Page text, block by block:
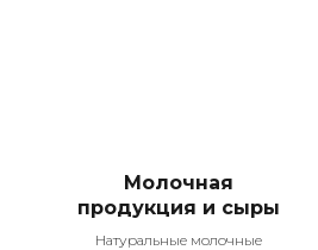
Молочная
продукция и сыры
Натуральные молочные